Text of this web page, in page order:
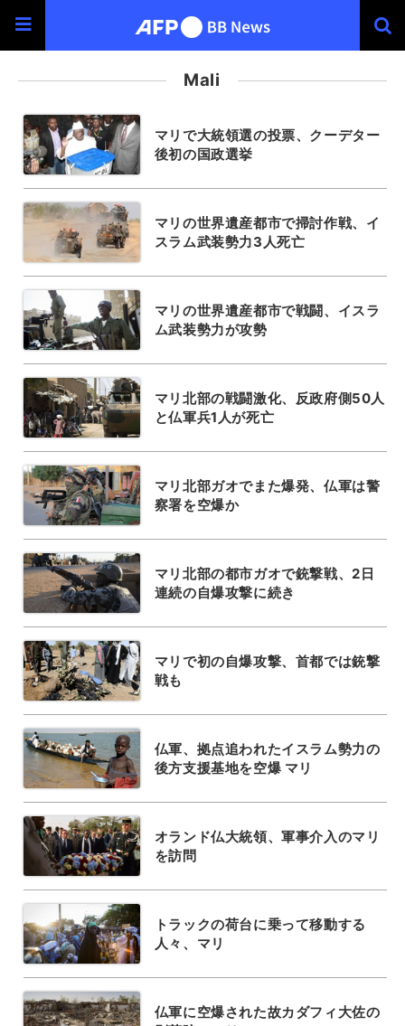
Mali
マリで大統領選の投票、クーデター
後初の国政選挙
マリの世界遺産都市で掃討作戦、イ
スラム武装勢力3人死亡
マリの世界遺産都市で戦闘、イスラ
ム武装勢力が攻勢
マリ北部の戦闘激化、反政府側50人
と仏軍兵1人が死亡
マリ北部ガオでまた爆発、仏軍は警
察署を空爆か
マリ北部の都市ガオで銃撃戦、2日
連続の自爆攻撃に続き
マリで初の自爆攻撃、首都では銃撃
戦も
仏軍、拠点追われたイスラム勢力の
後方支援基地を空爆 マリ
オランド仏大統領、軍事介入のマリ
を訪問
トラックの荷台に乗って移動する
人々、マリ
仏軍に空爆された故カダフィ大佐の